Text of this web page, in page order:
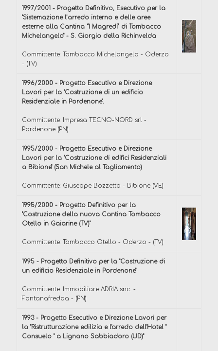
1997/2001 - Progetto Definitivo, Esecutivo per la
"Sistemazione l’arredo interno e delle aree
esterne alla Cantina “I Magredi” di Tombacco
Michelangelo" - S. Giorgio della Richinvelda
Committente: Tombacco Michelangelo - Oderzo
- (TV)
1996/2000 - Progetto Esecutivo e Direzione
Lavori per la "Costruzione di un edificio
Residenziale in Pordenone".
Committente: Impresa TECNO-NORD srl -
Pordenone (PN)
1995/2000 - Progetto Esecutivo e Direzione
Lavori per la "Costruzione di edifici Residenziali
a Bibione" (San Michele al Tagliamento)
Committente: Giuseppe Bozzetto - Bibione (VE)
1995/2000 - Progetto Definitivo per la
"Costruzione della nuova Cantina Tombacco
Otello in Gaiarine (TV)"
Committente: Tombacco Otello - Oderzo - (TV)
1995 - Progetto Definitivo per la "Costruzione di
un edificio Residenziale in Pordenone"
Committente: Immobiliare ADRIA snc. -
Fontanafredda - (PN)
1993 - Progetto Esecutivo e Direzione Lavori per
la "Ristrutturazione edilizia e l'arredo dell'Hotel "
Consuelo " a Lignano Sabbiadoro (UD)"